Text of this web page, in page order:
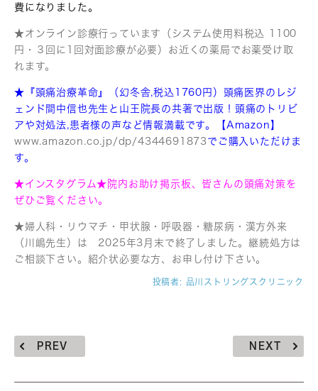
費になりました。
★オンライン診療行っています（システム使用料税込 1100
円・３回に1回対面診療が必要）お近くの薬局でお薬受け取
れます。
★『頭痛治療革命』（幻冬舎,税込1760円）頭痛医界のレジ
ェンド間中信也先生と山王院長の共著で出版！ 頭痛のトリビ
アや対処法,患者様の声など情報満載です。【Amazon】
www.amazon.co.j p/dp/4344691873 でご購入いただけま
す。
★インスタグラム★院内お助け掲示板、皆さんの頭痛対策を
ぜひご覧ください。
★婦人科・リウマチ・甲状腺・呼吸器・糖尿病・漢方外来
（川嶋先生）は 2025年3月末で終了しました。継続処方は
ご相談下さい。紹介状必要な方、お申し付け下さい。
投稿者: 品川ストリングスクリニック
PREV NEXT